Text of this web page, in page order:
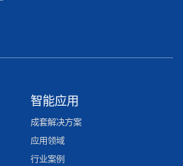
智能应用
成套解决方案
应用领域
行业案例